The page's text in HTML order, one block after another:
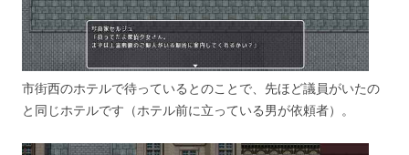
市街西のホテルで待っているとのことで、先ほど議員がいたの
と同じホテルです（ホテル前に立っている男が依頼者）。